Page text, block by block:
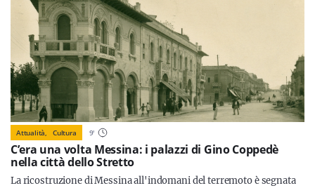
Attualità, Cultura 9'
C’era una volta Messina: i palazzi di Gino Coppedè
nella città dello Stretto
La ricostruzione di Messina all'indomani del terremoto è segnata